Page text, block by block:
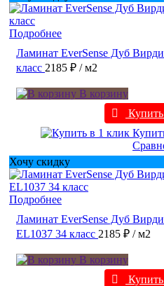
Подробнее
Ламинат EverSense Дуб
класс 2185 ₽ / м2
В корзину
Хочу скидку
Подробнее
Ламинат EverSense Дуб
EL1037 34 класс 2185 ₽ / м2
В корзину